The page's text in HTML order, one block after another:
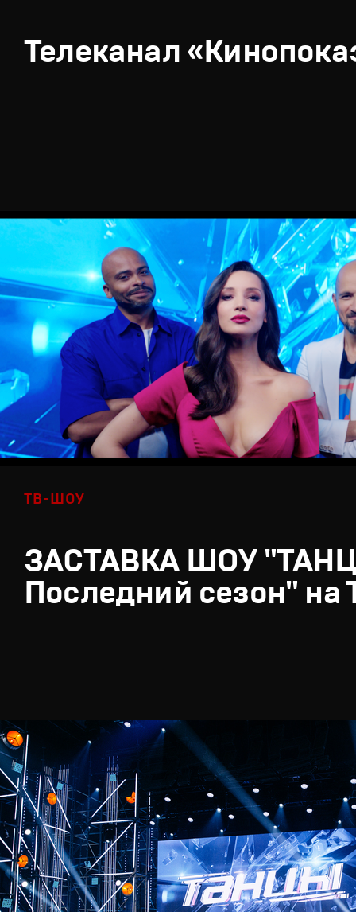
Телеканал
ТВ-ШОУ
ЗАСТАВКА ШОУ
Последний сезон" на